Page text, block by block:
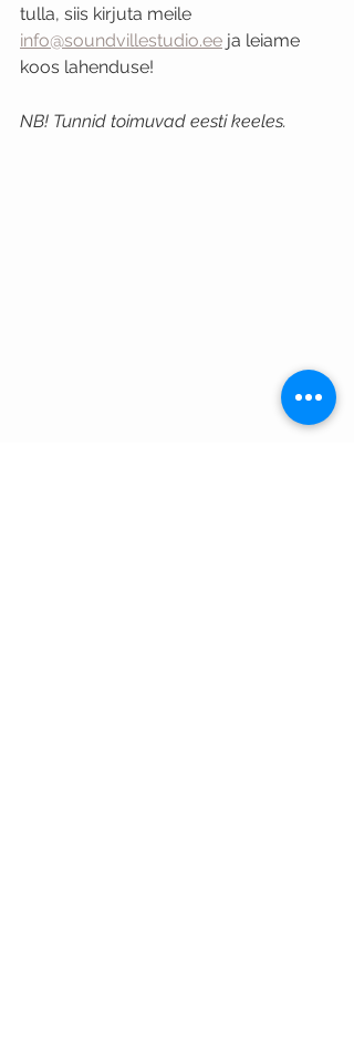
tulla, siis kirjuta meile
info@soundvillestudio.ee ja leiame
koos lahenduse!
NB! Tunnid toimuvad eesti keeles.